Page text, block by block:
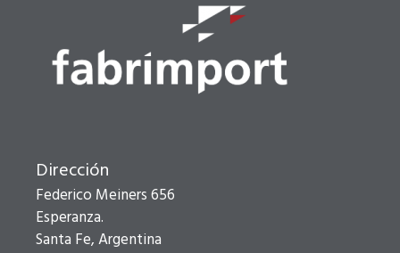
Dirección
Federico Meiners 656
Esperanza.
Santa Fe, Argentina